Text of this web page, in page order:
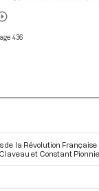
436
la Révolution
et Constant